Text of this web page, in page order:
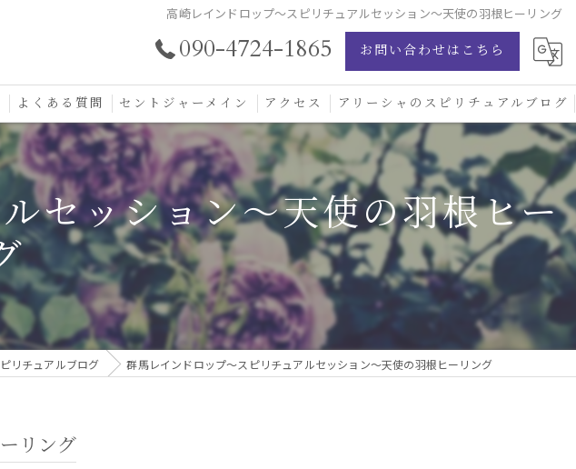
高崎レインドロップ〜スピリチュアルセッション〜天使の羽根ヒーリング
090-4724-1865 お問い合わせはこちら
よくある質問 セントジャーメイン
セントジャーメイン愛の学校
セントジャーメインブレッシングカード
お守りジュエリー
アクセス アリーシャのスピリチュアルブログ
セッション〜天使の羽根ヒー
リチュアルブログ 群馬レインドロップ〜スピリチュアルセッション〜天使の羽根ヒーリング
リング